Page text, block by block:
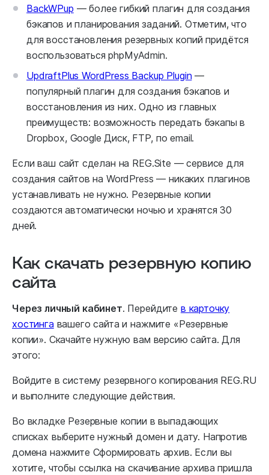
BackWPup — более гибкий плагин для создания
бэкапов и планирования заданий. Отметим, что
для восстановления резервных копий придётся
воспользоваться phpMyAdmin.
UpdraftPlus WordPress Backup Plugin —
популярный плагин для создания бэкапов и
восстановления из них. Одно из главных
преимуществ: возможность передать бэкапы в
Dropbox, Google Диск, FTP, по email.
Если ваш сайт сделан на REG.Site — сервисе для
создания сайтов на WordPress — никаких плагинов
устанавливать не нужно. Резервные копии
создаются автоматически ночью и хранятся 30
дней.
Как скачать резервную копию
сайта
Через личный кабинет. Перейдите в карточку
хостинга вашего сайта и нажмите «Резервные
копии». Скачайте нужную вам версию сайта. Для
этого:
Войдите в систему резервного копирования REG.RU
и выполните следующие действия.
Во вкладке Резервные копии в выпадающих
списках выберите нужный домен и дату. Напротив
домена нажмите Сформировать архив. Если вы
хотите, чтобы ссылка на скачивание архива пришла